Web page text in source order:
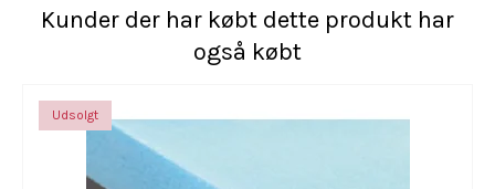
Kunder der har købt dette produkt har
også købt
Udsolgt